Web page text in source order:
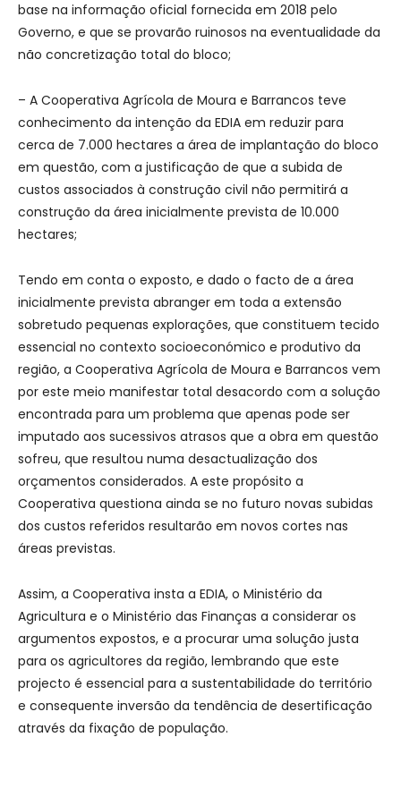
base na informação oficial fornecida em 2018 pelo
Governo, e que se provarão ruinosos na eventualidade da
não concretização total do bloco;
– A Cooperativa Agrícola de Moura e Barrancos teve
conhecimento da intenção da EDIA em reduzir para
cerca de 7.000 hectares a área de implantação do bloco
em questão, com a justificação de que a subida de
custos associados à construção civil não permitirá a
construção da área inicialmente prevista de 10.000
hectares;
Tendo em conta o exposto, e dado o facto de a área
inicialmente prevista abranger em toda a extensão
sobretudo pequenas explorações, que constituem tecido
essencial no contexto socioeconómico e produtivo da
região, a Cooperativa Agrícola de Moura e Barrancos vem
por este meio manifestar total desacordo com a solução
encontrada para um problema que apenas pode ser
imputado aos sucessivos atrasos que a obra em questão
sofreu, que resultou numa desactualização dos
orçamentos considerados. A este propósito a
Cooperativa questiona ainda se no futuro novas subidas
dos custos referidos resultarão em novos cortes nas
áreas previstas.
Assim, a Cooperativa insta a EDIA, o Ministério da
Agricultura e o Ministério das Finanças a considerar os
argumentos expostos, e a procurar uma solução justa
para os agricultores da região, lembrando que este
projecto é essencial para a sustentabilidade do território
e consequente inversão da tendência de desertificação
através da fixação de população.